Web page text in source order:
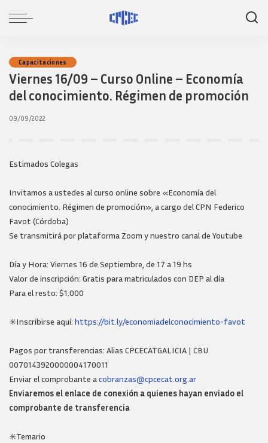
Capacitaciones
Viernes 16/09 – Curso Online – Economía
del conocimiento. Régimen de promoción
09/09/2022
Estimados Colegas
Invitamos a ustedes al curso online sobre «Economía del
conocimiento. Régimen de promoción», a cargo del CPN Federico
Favot (Córdoba)
Se transmitirá por plataforma Zoom y nuestro canal de Youtube
Día y Hora: Viernes 16 de Septiembre, de 17 a 19 hs
Valor de inscripción: Gratis para matriculados con DEP al día
Para el resto: $1.000
✳️Inscribirse aquí: https://bit.ly/economiadelconocimiento-favot
Pagos por transferencias: Alias CPCECATGALICIA | CBU
0070143920000004170011
Enviar el comprobante acobranzas@cpcecat.org.ar
Enviaremos el enlace de conexión a quienes hayan enviado el
comprobante de transferencia
✳️Temario